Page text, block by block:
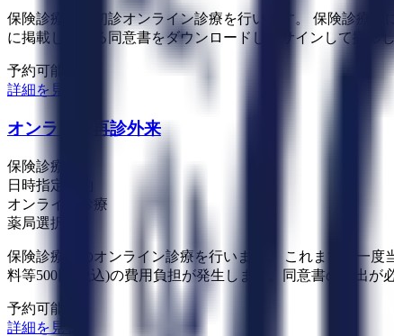
保険診療での初診オンライン診療を行います。 保険診療
に掲載している同意書をダウンロードしてサインして撮影
予約可能：
詳細を見る
オンライン再診外来
保険診療
日時指定予約
オンライン診療
薬局選択可
保険診療でのオンライン診療を行います。 これまでに一
料等500円(税込)の費用負担が発生します。同意書の提出が
予約可能：
詳細を見る